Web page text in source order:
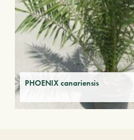
PHOENIX canariensis